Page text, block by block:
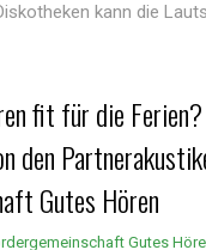
kann die
fit für die
den
Gutes Hören
Gutes